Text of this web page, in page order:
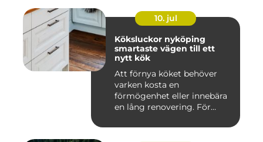
10. jul
Köksluckor nyköping
smartaste vägen till ett
nytt kök
Att förnya köket behöver
varken kosta en
förmögenhet eller innebära
en lång renovering. För